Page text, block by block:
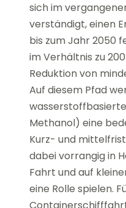
sich im
verständigt, einen
bis zum Jahr 2050
im Verhältnis zu
Reduktion von
Auf diesem Pfad
Methanol) eine
Kurz- und
dabei vorrangig in
Fahrt und auf
eine Rolle spielen.